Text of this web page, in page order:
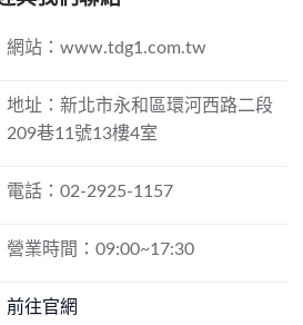
網站：www.tdg1.com.tw
地址：新北市永和區環河西路二段
209巷11號13樓4室
電話：02-2925-1157
營業時間：09:00~17:30
前往官網